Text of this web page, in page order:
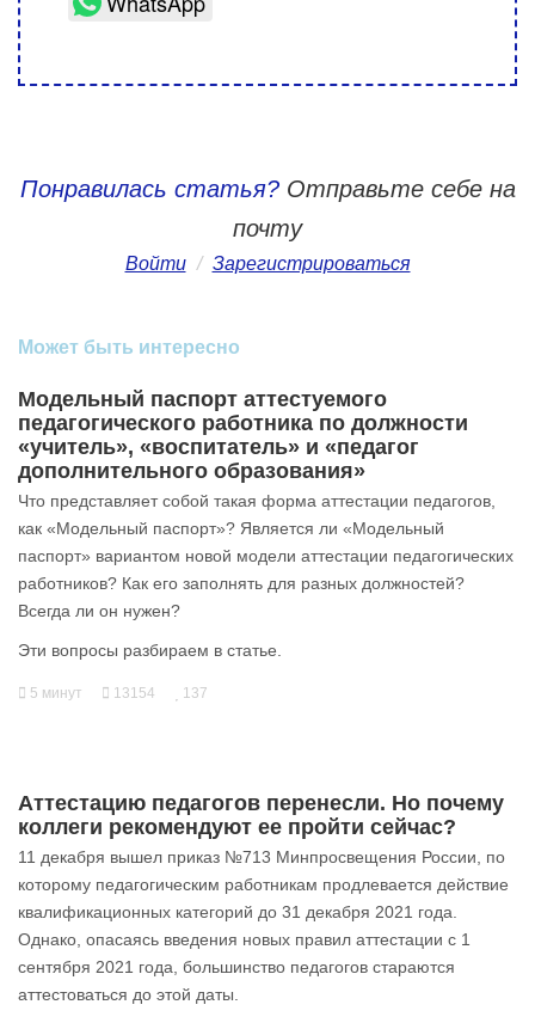
Понравилась статья?Отправьте себе на
почту
Войти / Зарегистрироваться
Может быть интересно
Модельный паспорт аттестуемого
педагогического работника по должности
«учитель», «воспитатель» и «педагог
дополнительного образования»
Что представляет собой такая форма аттестации педагогов,
как «Модельный паспорт»? Является ли «Модельный
паспорт» вариантом новой модели аттестации педагогических
работников? Как его заполнять для разных должностей?
Всегда ли он нужен?
Эти вопросы разбираем в статье.
5 минут 13154 137
Аттестацию педагогов перенесли. Но почему
коллеги рекомендуют ее пройти сейчас?
11 декабря вышел приказ №713 Минпросвещения России, по
которому педагогическим работникам продлевается действие
квалификационных категорий до 31 декабря 2021 года.
Однако, опасаясь введения новых правил аттестации с 1
сентября 2021 года, большинство педагогов стараются
аттестоваться до этой даты.